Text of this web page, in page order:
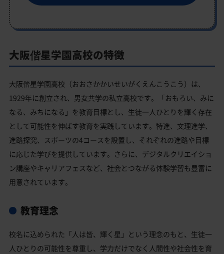
大阪偕星学園高校の特徴
大阪偕星学園高校（おおさかかいせいがくえんこうこう）は、
1929年に創立され、男女共学の私立高校です。「おもろい、みに
なる、みちになる」を教育目標とし、生徒一人ひとりを輝く存在
として可能性を伸ばす教育を実践しています。特進、文理進学、
進路探究、スポーツの4コースを設置し、それぞれの進路や目標
に応じた学びを提供しています。さらに、デジタルクリエイショ
ン講座やキャリアフェスなど、社会とつながる体験学習も豊富に
用意されています。
教育理念
校名に込められた「人は皆、輝く星」という理念のもと、生徒一
人ひとりの可能性を尊重し、学力だけでなく人間性や社会性を育